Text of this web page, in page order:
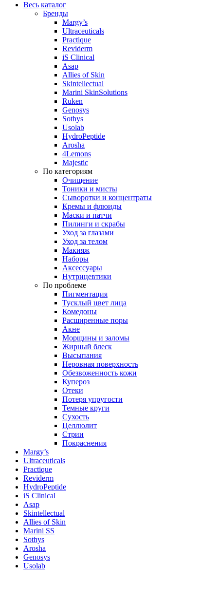
Весь каталог
Бренды
Margy’s
Ultraceuticals
Practique
Reviderm
iS Clinical
Asap
Allies of Skin
Skintellectual
Marini SkinSolutions
Ruken
Genosys
Sothys
Usolab
HydroPeptide
Arosha
4Lemons
Majestic
По категориям
Очищение
Тоники и мисты
Сыворотки и концентраты
Кремы и флюиды
Маски и патчи
Пилинги и скрабы
Уход за глазами
Уход за телом
Макияж
Наборы
Аксессуары
Нутрицевтики
По проблеме
Пигментация
Тусклый цвет лица
Комедоны
Расширенные поры
Акне
Морщины и заломы
Жирный блеск
Высыпания
Неровная поверхность
Обезвоженность кожи
Купероз
Отеки
Потеря упругости
Темные круги
Сухость
Целлюлит
Стрии
Покраснения
Margy’s
Ultraceuticals
Practique
Reviderm
HydroPeptide
iS Clinical
Asap
Skintellectual
Allies of Skin
Marini SS
Sothys
Arosha
Genosys
Usolab